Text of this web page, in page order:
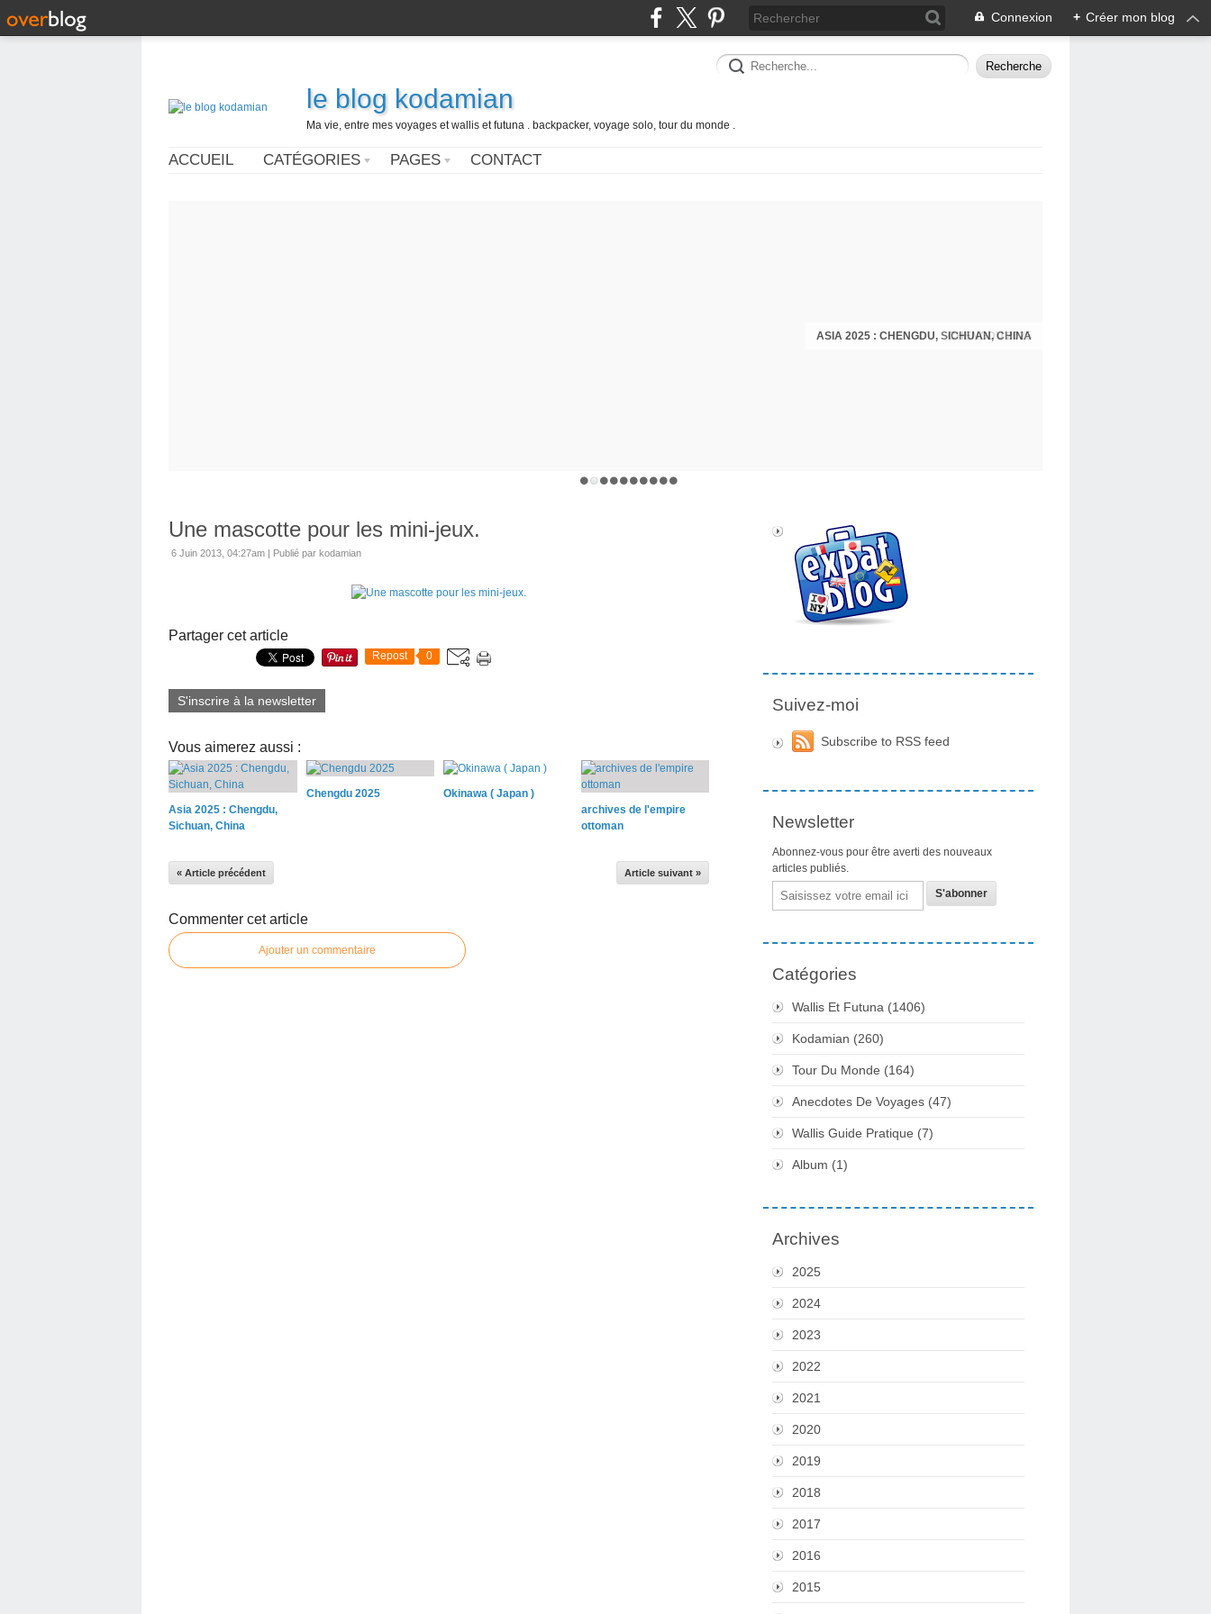
Connexion + Créer mon blog
le blog kodamian
Ma vie, entre mes voyages et wallis et futuna . backpacker, voyage solo, tour du monde .
ACCUEIL CATÉGORIES PAGES CONTACT
ASIA 2025 : CHENGDU, SICHUAN, CHINA
CHENGDU 2025
Une mascotte pour les mini-jeux.
6 Juin 2013, 04:27am | Publié par kodamian
Partager cet article
Repost 0
S'inscrire à la newsletter
Vous aimerez aussi :
Asia 2025 : Chengdu,
Sichuan, China
Chengdu 2025
Okinawa ( Japan )
archives de l'empire
ottoman
« Article précédent Article suivant »
Commenter cet article
Ajouter un commentaire
Suivez-moi
Subscribe to RSS feed
Newsletter
Abonnez-vous pour être averti des nouveaux
articles publiés.
Email
Catégories
Wallis Et Futuna (1406)
Kodamian (260)
Tour Du Monde (164)
Anecdotes De Voyages (47)
Wallis Guide Pratique (7)
Album (1)
Archives
2025
2024
2023
2022
2021
2020
2019
2018
2017
2016
2015